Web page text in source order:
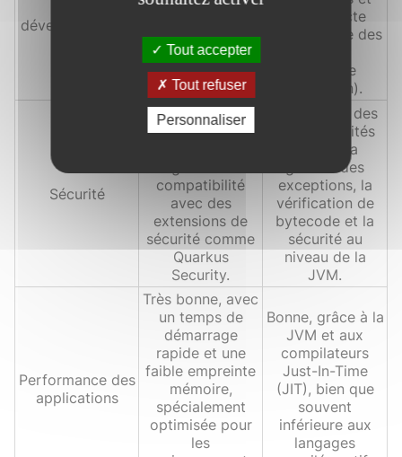
développements
efficace, et une
documentation
exhaustive.
une collecte
automatique des
(garbage
collection).
Sécurité
Forte, avec des
fonctionnalités
compatibilité
avec des
extensions de
sécurité comme
Quarkus
Security.
Forte, avec des
fonctionnalités
comme la
gestion des
exceptions, la
vérification de
bytecode et la
sécurité au
niveau de la
JVM.
Performance des
applications
Très bonne, avec
un temps de
démarrage
rapide et une
faible empreinte
mémoire,
spécialement
optimisée pour
les
Bonne, grâce à la
JVM et aux
compilateurs
Just-In-Time
(JIT), bien que
souvent
inférieure aux
langages
Tout accepter
Tout refuser
Personnaliser